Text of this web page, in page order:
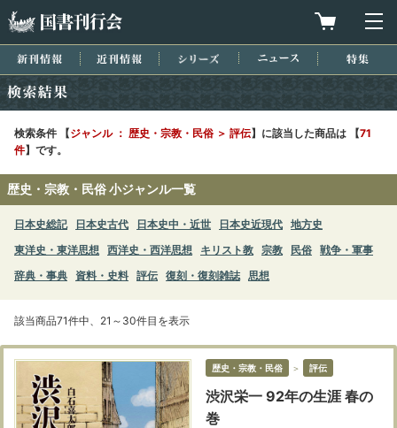
買物カゴを
新刊情報 近刊情報 シリーズ ニュース
検索条件 【ジャンル ： 歴史・宗教・民俗 ＞ 評伝】に該当した商品は 【71
件】です。
歴史・宗教・民俗 小ジャンル一覧
日本史総記 日本史古代 日本史中・近世 日本史近現代 地方史
東洋史・東洋思想 西洋史・西洋思想 キリスト教 宗教 民俗 戦争・軍事
辞典・事典 資料・史料 評伝 復刻・復刻雑誌 思想
該当商品71件中、21～30件目を表示
歴史・宗教・民俗 ＞ 評伝
渋沢栄一 92年の生涯 春の
巻